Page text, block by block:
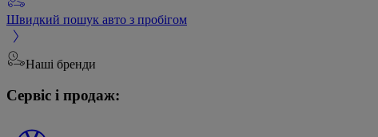
Швидкий пошук авто з пробігом
Наші бренди
Сервіс і продаж: